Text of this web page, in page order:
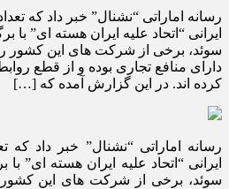
رسانه اماراتی “نشنال” خبر داد که
ایرانی “اتحاد علیه ایران هسته ای”
سوئد، برخی از شرکت های این کشور را
دارای منافع تجاری بوده و از قطع
کرده اند. در این گزارش آمده که […]
رسانه اماراتی “نشنال” خبر داد که
ایرانی “اتحاد علیه ایران هسته ای”
سوئد، برخی از شرکت های این کشور